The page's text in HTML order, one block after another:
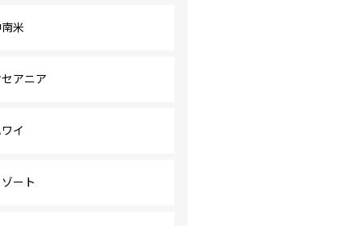
米
アニア
イ
ート